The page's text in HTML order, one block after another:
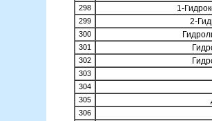
298 1-
299 2-
300
301
302
303
304
305
306